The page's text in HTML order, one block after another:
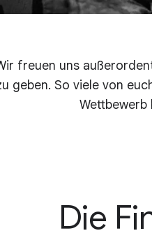
freuen uns
geben. So viele von
Wettbewerb
Die